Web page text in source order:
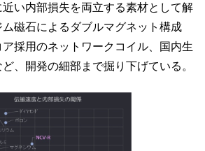
い内部損失を両立する素材として解
磁石によるダブルマグネット構成
採用のネットワークコイル、国内生
、開発の細部まで掘り下げている。